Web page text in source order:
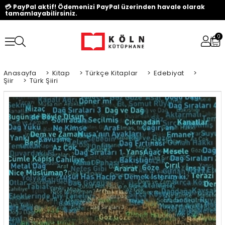
💳 PayPal aktif! Ödemenizi PayPal üzerinden havale olarak
tamamlayabilirsiniz.
0
Anasayfa > Kitap > Türkçe Kitaplar > Edebiyat >
Şiir > Türk Şiiri